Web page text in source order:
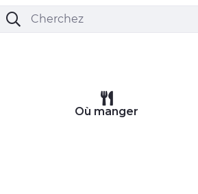
Où manger